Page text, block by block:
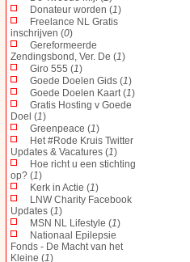
Donateur worden (1)
Freelance NL Gratis
inschrijven (0)
Gereformeerde
Zendingsbond, Ver. De (1)
Giro 555 (1)
Goede Doelen Gids (1)
Goede Doelen Kaart (1)
Gratis Hosting v Goede
Doel (1)
Greenpeace (1)
Het #Rode Kruis Twitter
Updates & Vacatures (1)
Hoe richt u een stichting
op? (1)
Kerk in Actie (1)
LNW Charity Facebook
Updates (1)
MSN NL Lifestyle (1)
Nationaal Epilepsie
Fonds - De Macht van het
Kleine (1)